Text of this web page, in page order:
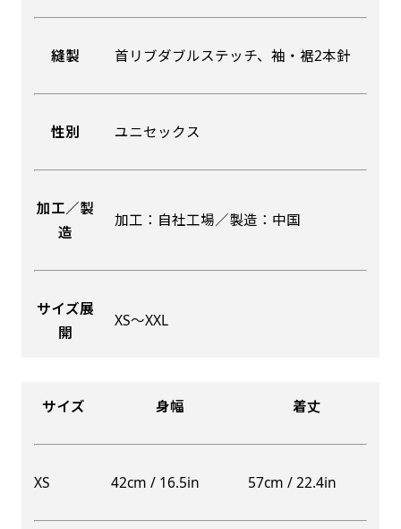
縫製 首リブダブルステッチ、袖・裾2本針
性別 ユニセックス
加工／製
造
加工：自社工場／製造：中国
サイズ展
開
XS〜XXL
サイズ 身幅 着丈
XS 42cm / 16.5in 57cm / 22.4in
布A1ポスター(60x84)
のぼりだけでなく、ポスターも作れます。
のぼり旗と同じデザインで飾れば宣伝効果UP!
種のデザインを楽しむことができます。前からも
A面B面のデザイン変化を楽しんでお客様にアピ
布A1ポスター(84x60)
のぼりだけでなく、ポスターも作れます。
のぼり旗と同じデザインで飾れば宣伝効果UP!
長辺が180cm以内、短辺が60cm以内であれば自
幕の製作をお楽しみください